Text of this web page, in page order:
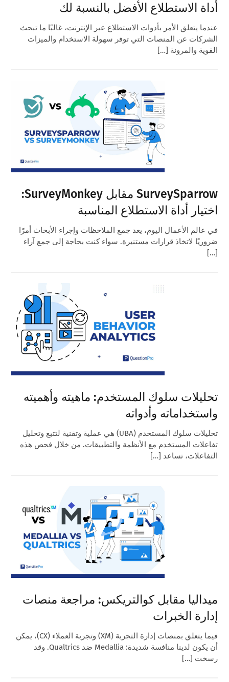
أداة الاستطلاع الأفضل بالنسبة لك
عندما يتعلق الأمر بأدوات الاستطلاع عبر الإنترنت، غالبًا ما تبحث
الشركات عن المنصات التي توفر سهولة الاستخدام والميزات
القوية والمرونة […]
SurveySparrow مقابل SurveyMonkey:
اختيار أداة الاستطلاع المناسبة
في عالم الأعمال اليوم، يعد جمع الملاحظات وإجراء الأبحاث أمرًا
ضروريًا لاتخاذ قرارات مستنيرة. سواء كنت بحاجة إلى جمع آراء
[…]
تحليلات سلوك المستخدم: ماهيته وأهميته
واستخداماته وأدواته
تحليلات سلوك المستخدم (UBA) هي عملية وتقنية لتتبع وتحليل
تفاعلات المستخدم مع الأنظمة والتطبيقات. من خلال فحص هذه
التفاعلات، تساعد […]
ميداليا مقابل كوالتريكس: مراجعة منصات
إدارة الخبرات
فيما يتعلق بمنصات إدارة التجربة (XM) وتجربة العملاء (CX)، يمكن
أن يكون لدينا منافسة شديدة: Medallia ضد Qualtrics. وقد
رسخت […]